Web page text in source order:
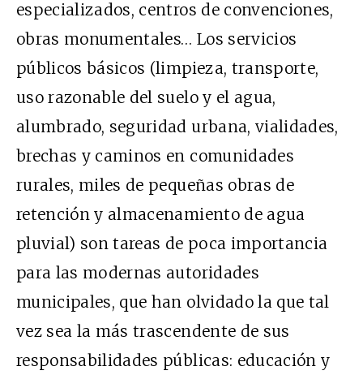
especializados, centros de convenciones,
obras monumentales… Los servicios
públicos básicos (limpieza, transporte,
uso razonable del suelo y el agua,
alumbrado, seguridad urbana, vialidades,
brechas y caminos en comunidades
rurales, miles de pequeñas obras de
retención y almacenamiento de agua
pluvial) son tareas de poca importancia
para las modernas autoridades
municipales, que han olvidado la que tal
vez sea la más trascendente de sus
responsabilidades públicas: educación y